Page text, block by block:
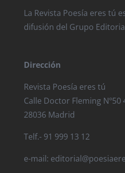
La Revista Poesía eres tú
difusión del Grupo
Dirección
Revista Poesía eres tú
Calle Doctor Fleming Nº50
28036 Madrid
Telf.- 91 999 13 12
e-mail: